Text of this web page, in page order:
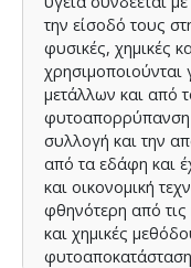
την είσοδό τους
φυσικές, χημικές
μετάλλων και από
φυτοαπορρύπανση
συλλογή και την
από τα εδάφη και
και οικονομική
φθηνότερη από
και χημικές